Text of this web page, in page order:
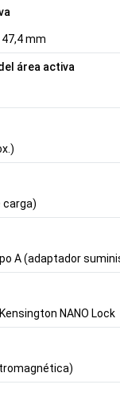
mm
área activa
carga)
A (adaptador
NANO Lock